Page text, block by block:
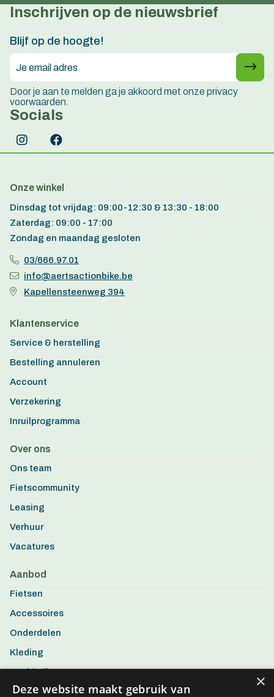
Persoonlijk advies
Inschrijven op de nieuwsbrief
Blijf op de hoogte!
Door je aan te melden ga je akkoord met onze privacy
voorwaarden.
Socials
Onze winkel
Dinsdag tot vrijdag: 09:00-12:30 & 13:30 - 18:00
Zaterdag: 09:00 - 17:00
Zondag en maandag gesloten
03/666.97.01
info@aertsactionbike.be
Kapellensteenweg 394
Klantenservice
Service & herstelling
Bestelling annuleren
Account
Verzekering
Inruilprogramma
Over ons
Ons team
Fietscommunity
Leasing
Verhuur
Vacatures
Aanbod
Fietsen
Accessoires
Onderdelen
Kleding
Aanbiedingen
×
Deze website maakt gebruik van